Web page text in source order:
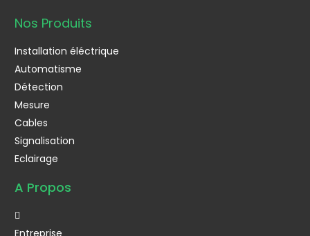
Nos Produits
Installation éléctrique
Automatisme
Détection
Mesure
Cables
Signalisation
Eclairage
A Propos
Entreprise